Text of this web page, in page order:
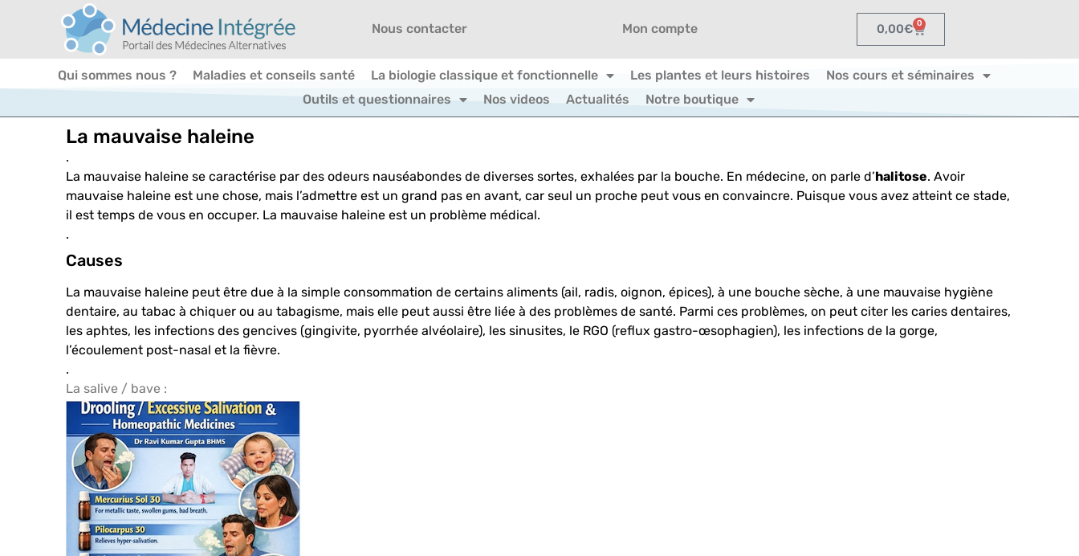
Nous contacter Mon compte 0,00€ 0
Qui sommes nous ? Maladies et conseils santé La biologie classique et fonctionnelle Les plantes et leurs histoires
Nos cours et séminaires
Outils et questionnaires
Nos videos Actualités Notre boutique
La mauvaise haleine
.
La mauvaise haleine se caractérise par des odeurs nauséabondes de diverses sortes, exhalées par la bouche. En médecine, on parle d’halitose. Avoir
mauvaise haleine est une chose, mais l’admettre est un grand pas en avant, car seul un proche peut vous en convaincre. Puisque vous avez atteint ce stade,
il est temps de vous en occuper. La mauvaise haleine est un problème médical.
.
Causes
La mauvaise haleine peut être due à la simple consommation de certains aliments (ail, radis, oignon, épices), à une bouche sèche, à une mauvaise hygiène
dentaire, au tabac à chiquer ou au tabagisme, mais elle peut aussi être liée à des problèmes de santé. Parmi ces problèmes, on peut citer les caries dentaires,
les aphtes, les infections des gencives (gingivite, pyorrhée alvéolaire), les sinusites, le RGO (reflux gastro-œsophagien), les infections de la gorge,
l’écoulement post-nasal et la fièvre.
.
La salive / bave :